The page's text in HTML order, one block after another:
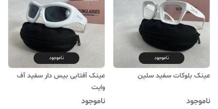
ناموجود
عینک بلوکات سفید سلین
ناموجود
ناموجود
عینک آفتابی بیس دار سفید آف
وایت
ناموجود